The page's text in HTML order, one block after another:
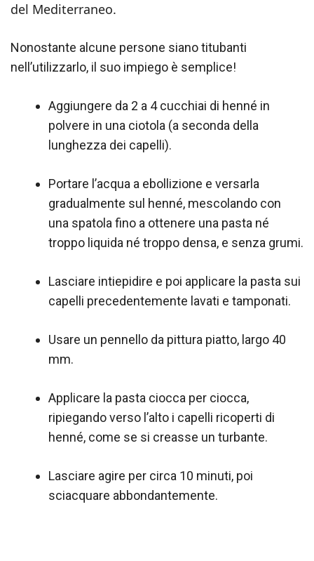
del Mediterraneo.
Nonostante alcune persone siano titubanti
nell’utilizzarlo, il suo impiego è semplice!
Aggiungere da 2 a 4 cucchiai di henné in
polvere in una ciotola (a seconda della
lunghezza dei capelli).
Portare l’acqua a ebollizione e versarla
gradualmente sul henné, mescolando con
una spatola fino a ottenere una pasta né
troppo liquida né troppo densa, e senza grumi.
Lasciare intiepidire e poi applicare la pasta sui
capelli precedentemente lavati e tamponati.
Usare un pennello da pittura piatto, largo 40
mm.
Applicare la pasta ciocca per ciocca,
ripiegando verso l’alto i capelli ricoperti di
henné, come se si creasse un turbante.
Lasciare agire per circa 10 minuti, poi
sciacquare abbondantemente.